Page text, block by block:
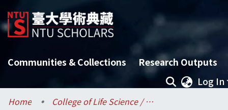
Communities & Collections
Research Outputs
Log In
Home
College of Life Science / 生命科學院